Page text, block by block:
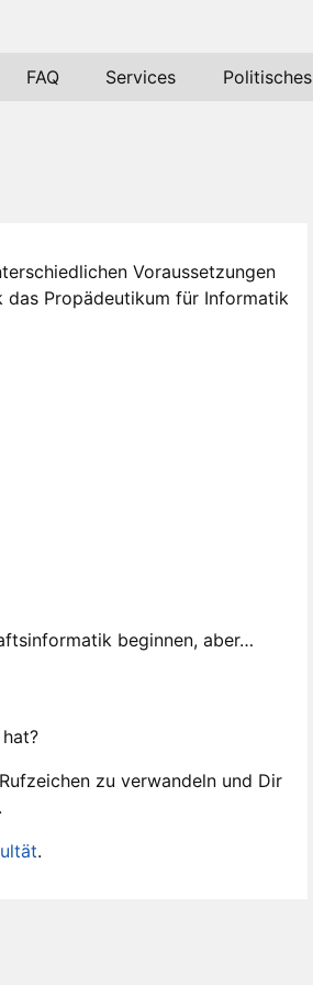
FAQ Services Politisches
Voraussetzungen
Propädeutikum für Informatik
beginnen, aber…
zu verwandeln und Dir
.